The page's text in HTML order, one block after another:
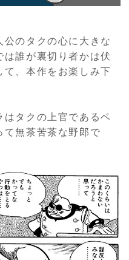
のタクの心に大きな
誰が裏切り者かは伏
て、本作をお楽しみ下
タクの上官であるベ
て無茶苦茶な野郎で